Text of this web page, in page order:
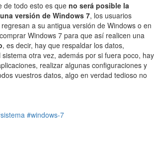
de todo esto es que no será posible la
versión de Windows 7, los usuarios
a su antigua versión de Windows o en
Windows 7 para que así realicen una
, es decir, hay que respaldar los datos,
otra vez, además por si fuera poco, hay
realizar algunas configuraciones y
vuestros datos, algo en verdad tedioso no
#windows-7